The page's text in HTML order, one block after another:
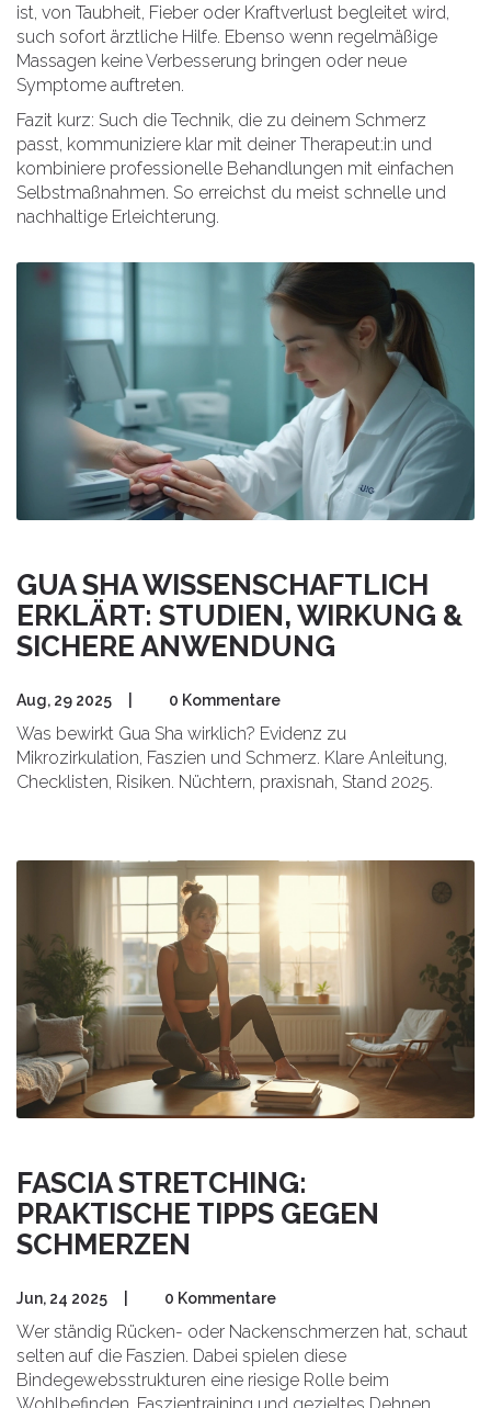
ist, von Taubheit, Fieber oder Kraftverlust begleitet wird,
such sofort ärztliche Hilfe. Ebenso wenn regelmäßige
Massagen keine Verbesserung bringen oder neue
Symptome auftreten.
Fazit kurz: Such die Technik, die zu deinem Schmerz
passt, kommuniziere klar mit deiner Therapeut:in und
kombiniere professionelle Behandlungen mit einfachen
Selbstmaßnahmen. So erreichst du meist schnelle und
nachhaltige Erleichterung.
GUA SHA WISSENSCHAFTLICH
ERKLÄRT: STUDIEN, WIRKUNG &
SICHERE ANWENDUNG
Aug, 29 2025 0 Kommentare
Was bewirkt Gua Sha wirklich? Evidenz zu
Mikrozirkulation, Faszien und Schmerz. Klare Anleitung,
Checklisten, Risiken. Nüchtern, praxisnah, Stand 2025.
FASCIA STRETCHING:
PRAKTISCHE TIPPS GEGEN
SCHMERZEN
Jun, 24 2025 0 Kommentare
Wer ständig Rücken- oder Nackenschmerzen hat, schaut
selten auf die Faszien. Dabei spielen diese
Bindegewebsstrukturen eine riesige Rolle beim